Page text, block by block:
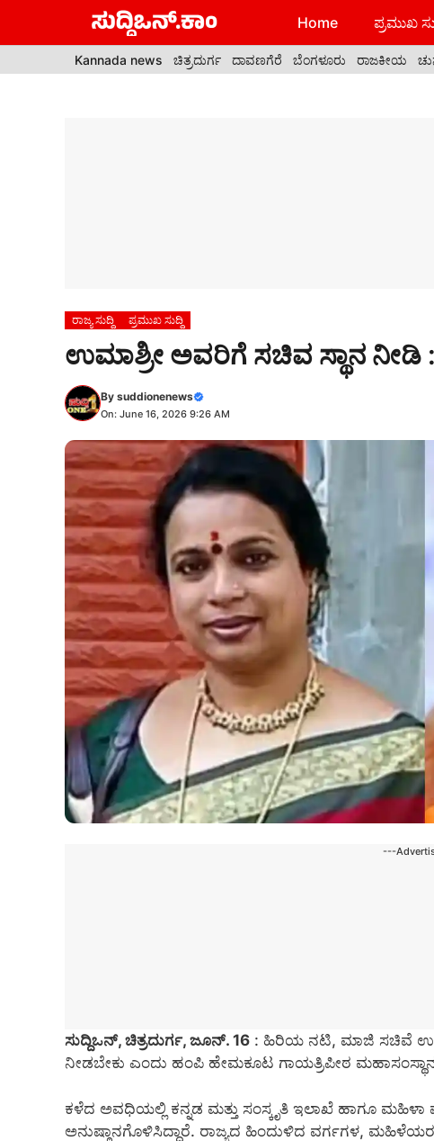
Home ಪ್ರಮುಖ
Kannada news ಚಿತ್ರದುರ್ಗ ದಾವಣಗೆರೆ ಬೆಂಗಳೂರು ರಾಜಕೀಯ
ರಾಜ್ಯ ಸುದ್ದಿ ಪ್ರಮುಖ ಸುದ್ದಿ
ಉಮಾಶ್ರೀ ಅವರಿಗೆ ಸಚಿವ ಸ್ಥಾನ
By suddionenews
On: June 16, 2026 9:26 AM
---
ಸುದ್ದಿಒನ್, ಚಿತ್ರದುರ್ಗ, ಜೂನ್‌. 16 : ಹಿರಿಯ ನಟಿ, ಮಾಜಿ ಸಚಿವೆ
ನೀಡಬೇಕು ಎಂದು ಹಂಪಿ ಹೇಮಕೂಟ ಗಾಯತ್ರಿಪೀಠ
ಕಳೆದ ಅವಧಿಯಲ್ಲಿ ಕನ್ನಡ ಮತ್ತು ಸಂಸ್ಕೃತಿ ಇಲಾಖೆ ಹಾಗೂ ಮಹಿಳಾ
ಅನುಷ್ಠಾನಗೊಳಿಸಿದ್ದಾರೆ. ರಾಜ್ಯದ ಹಿಂದುಳಿದ ವರ್ಗಗಳ,